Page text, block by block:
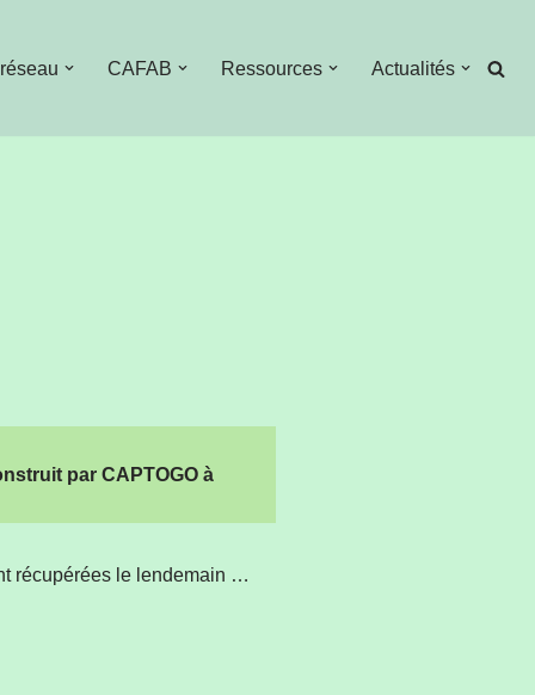
CAFAB Ressources Actualités
par CAPTOGO à
récupérées le lendemain …